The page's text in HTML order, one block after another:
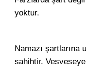
yoktur.
Namazı şartlarına
sahihtir.